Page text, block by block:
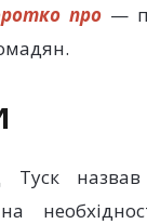
про—
Туск